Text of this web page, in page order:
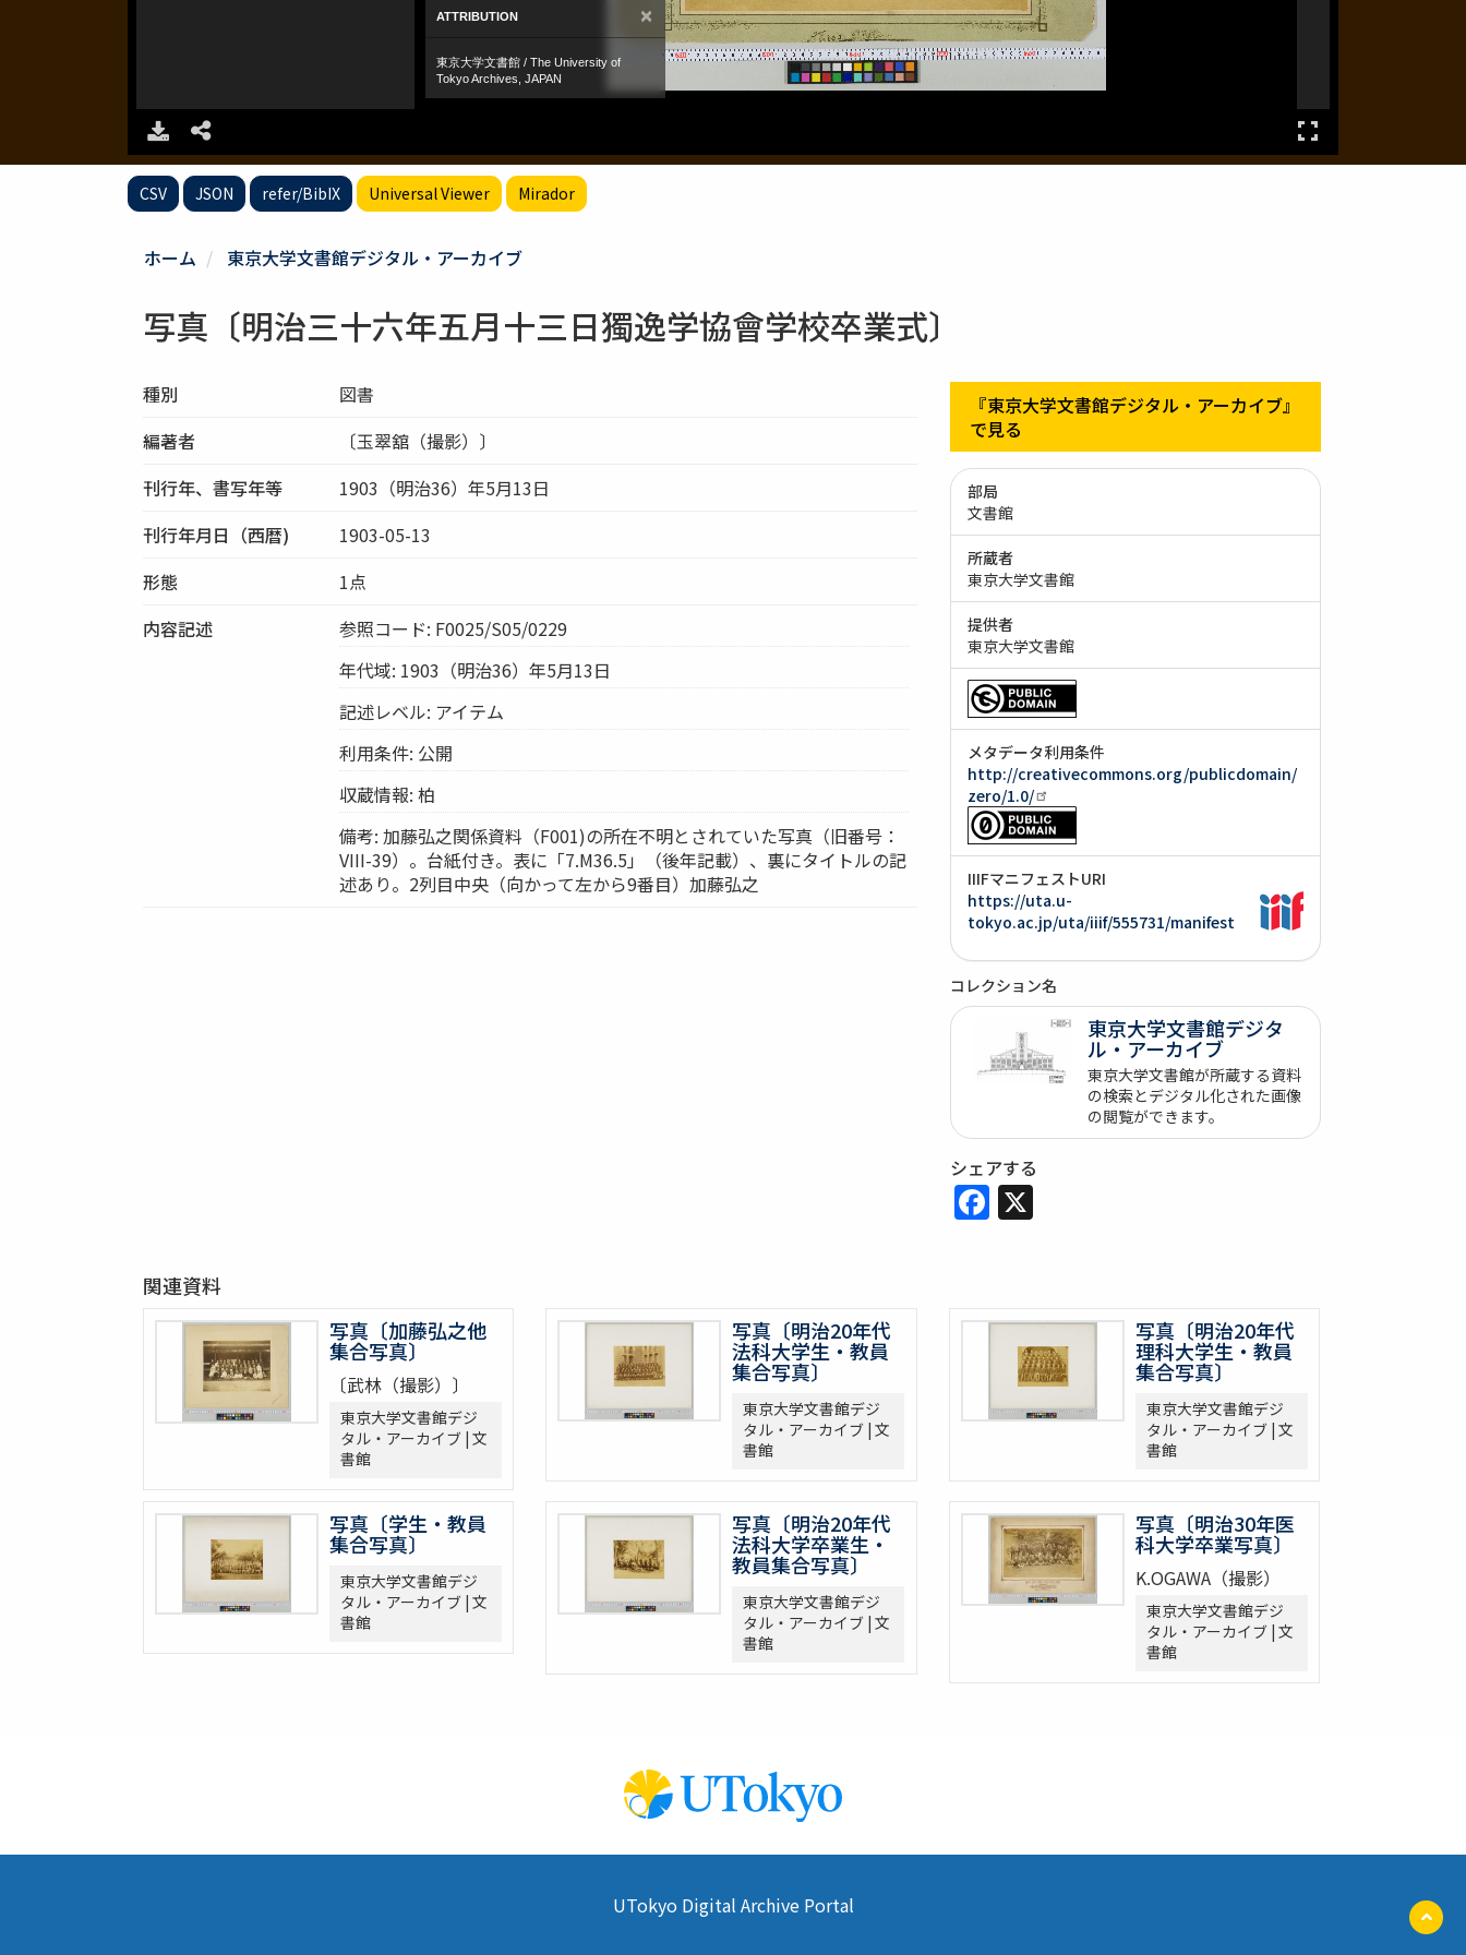
CSV JSON refer/BibIX Universal Viewer Mirador
ホーム 東京大学文書館デジタル・アーカイブ
写真〔明治三十六年五月十三日獨逸学協會学校卒業式〕
種別
図書
編著者
〔玉翠舘（撮影）〕
刊行年、書写年等
1903（明治36）年5月13日
刊行年月日（西暦)
1903-05-13
形態
1点
内容記述
参照コード: F0025/S05/0229
年代域: 1903（明治36）年5月13日
記述レベル: アイテム
利用条件: 公開
収蔵情報: 柏
備考: 加藤弘之関係資料（F001)の所在不明とされていた写真（旧番号：
VIII-39）。台紙付き。表に「7.M36.5」（後年記載）、裏にタイトルの記
述あり。2列目中央（向かって左から9番目）加藤弘之
『東京大学文書館デジタル・アーカイブ』
で見る
部局
文書館
所蔵者
東京大学文書館
提供者
東京大学文書館
メタデータ利用条件
http://creativecommons.org/publicdomain/
zero/1.0/
IIIFマニフェストURI
https://uta.u-
tokyo.ac.jp/uta/iiif/555731/manifest
コレクション名
東京大学文書館デジタ
ル・アーカイブ
東京大学文書館が所蔵する資料
の検索とデジタル化された画像
の閲覧ができます。
シェアする
Facebook
X
関連資料
写真〔加藤弘之他
集合写真〕
〔武林（撮影）〕
東京大学文書館デジ
タル・アーカイブ | 文
書館
写真〔明治20年代
法科大学生・教員
集合写真〕
東京大学文書館デジ
タル・アーカイブ | 文
書館
写真〔明治20年代
理科大学生・教員
集合写真〕
東京大学文書館デジ
タル・アーカイブ | 文
書館
写真〔学生・教員
集合写真〕
東京大学文書館デジ
タル・アーカイブ | 文
書館
写真〔明治20年代
法科大学卒業生・
教員集合写真〕
東京大学文書館デジ
タル・アーカイブ | 文
書館
写真〔明治30年医
科大学卒業写真〕
K.OGAWA（撮影）
東京大学文書館デジ
タル・アーカイブ | 文
書館
UTokyo Digital Archive Portal